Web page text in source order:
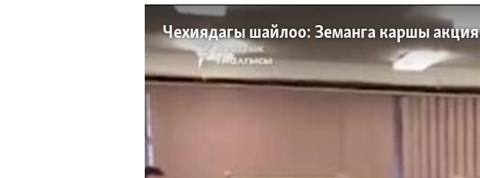
ЫҢГАЙСЫЗ СУРООЛОР
Чехиядагы шайлоо: Земанга каршы акция